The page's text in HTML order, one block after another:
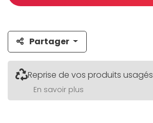
Partager
Reprise de vos produits usagés
En savoir plus